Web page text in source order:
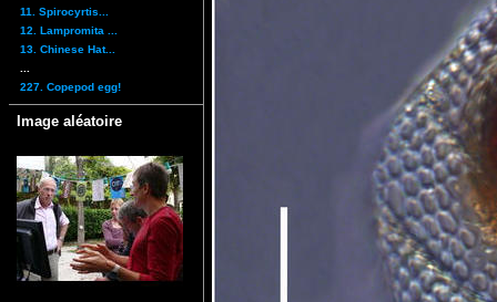
11. Spirocyrtis...
12. Lampromita ...
13. Chinese Hat...
227. Copepod egg!
Image aléatoire